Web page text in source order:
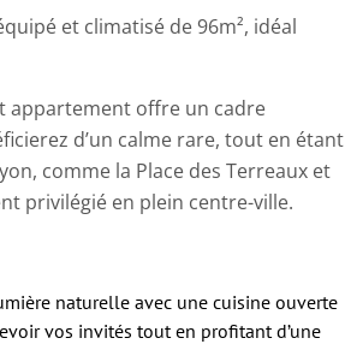
et climatisé de 96m², idéal
appartement offre un cadre
d’un calme rare, tout en étant
comme la Place des Terreaux et
privilégié en plein centre-ville.
naturelle avec une cuisine ouverte
vos invités tout en profitant d’une